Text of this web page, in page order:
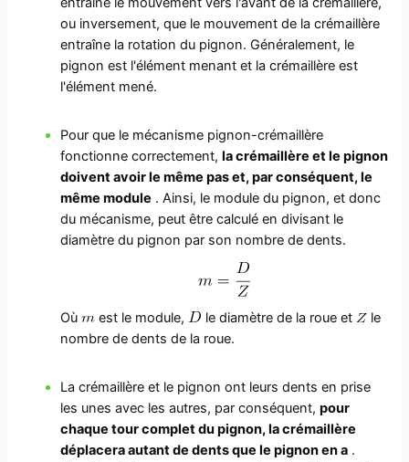
ou inversement, que le mouvement de la crémaillère
entraîne la rotation du pignon. Généralement, le
pignon est l'élément menant et la crémaillère est
l'élément mené.
Pour que le mécanisme pignon-crémaillère
fonctionne correctement,la crémaillère et le pignon
doivent avoir le même pas et, par conséquent, le
même module . Ainsi, le module du pignon, et donc
du mécanisme, peut être calculé en divisant le
diamètre du pignon par son nombre de dents.
Où est le module, le diamètre de la roue et
le
nombre de dents de la roue.
La crémaillère et le pignon ont leurs dents en prise
les unes avec les autres, par conséquent,pour
chaque tour complet du pignon, la crémaillère
déplacera autant de dents que le pignon en a .